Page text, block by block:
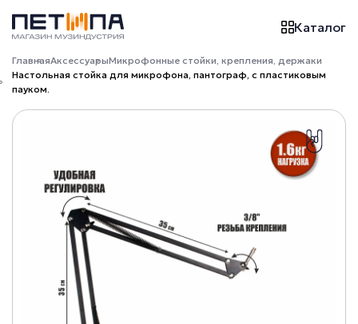
Каталог
ГлавнаяАксессуарыМикрофонные стойки, крепления, держаки
Настольная стойка для микрофона, пантограф, с пластиковым
пауком.